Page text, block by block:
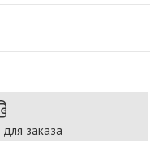
заказа